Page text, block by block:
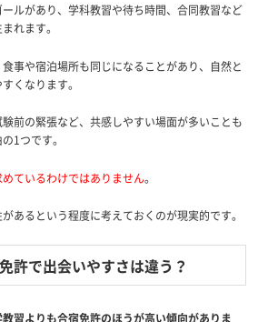
ルがあり、学科教習や待ち時間、合同教習など
れます。
事や宿泊場所も同じになることがあり、自然と
くなります。
前の緊張など、共感しやすい場面が多いことも
1つです。
ているわけではありません。
あるという程度に考えておくのが現実的です。
許で出会いやすさは違う？
習よりも合宿免許のほうが高い傾向がありま